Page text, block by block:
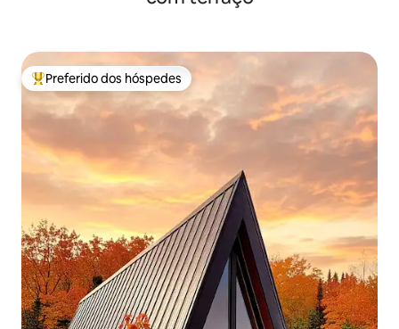
Entre os melhores preferidos dos hóspedes
Preferido dos hóspedes